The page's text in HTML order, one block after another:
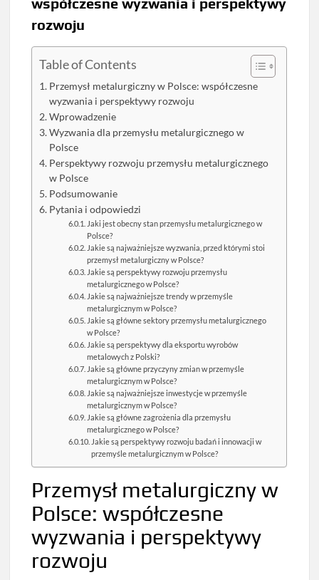
współczesne wyzwania i perspektywy
rozwoju
Table of Contents
Przemysł metalurgiczny w Polsce: współczesne
wyzwania i perspektywy rozwoju
Wprowadzenie
Wyzwania dla przemysłu metalurgicznego w
Polsce
Perspektywy rozwoju przemysłu metalurgicznego
w Polsce
Podsumowanie
Pytania i odpowiedzi
Jaki jest obecny stan przemysłu metalurgicznego w
Polsce?
Jakie są najważniejsze wyzwania, przed którymi stoi
przemysł metalurgiczny w Polsce?
Jakie są perspektywy rozwoju przemysłu
metalurgicznego w Polsce?
Jakie są najważniejsze trendy w przemyśle
metalurgicznym w Polsce?
Jakie są główne sektory przemysłu metalurgicznego
w Polsce?
Jakie są perspektywy dla eksportu wyrobów
metalowych z Polski?
Jakie są główne przyczyny zmian w przemyśle
metalurgicznym w Polsce?
Jakie są najważniejsze inwestycje w przemyśle
metalurgicznym w Polsce?
Jakie są główne zagrożenia dla przemysłu
metalurgicznego w Polsce?
Jakie są perspektywy rozwoju badań i innowacji w
przemyśle metalurgicznym w Polsce?
Przemysł metalurgiczny w
Polsce: współczesne
wyzwania i perspektywy
rozwoju